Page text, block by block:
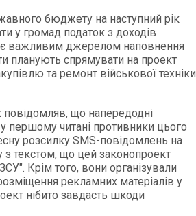
бюджету на наступний рік
у громад податок з доходів
є важливим джерелом наповнення
планують спрямувати на проект
та ремонт військової техніки
що напередодні
першому читані противники цього
розсилку SMS-повідомлень на
з текстом, що цей законопроект
Крім того, вони організували
рекламних матеріалів у
нібито завдасть шкоди